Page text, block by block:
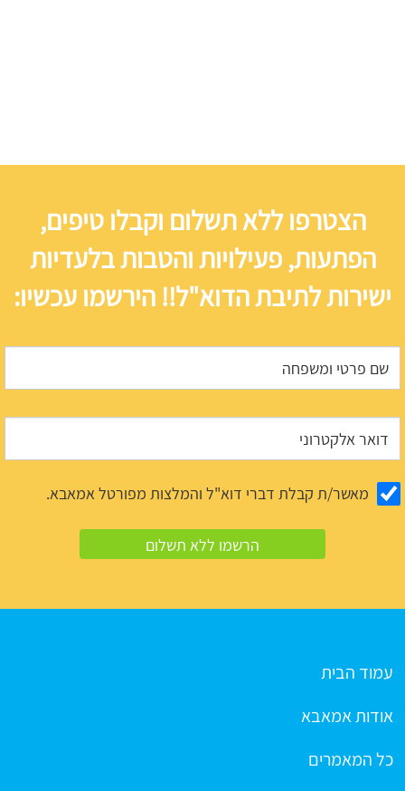
הצטרפו ללא תשלום וקבלו טיפים,
הפתעות, פעילויות והטבות בלעדיות
ישירות לתיבת הדוא"ל!! הירשמו עכשיו:
מאשר/ת קבלת דברי דוא"ל והמלצות מפורטל אמאבא.
עמוד הבית
אודות אמאבא
כל המאמרים